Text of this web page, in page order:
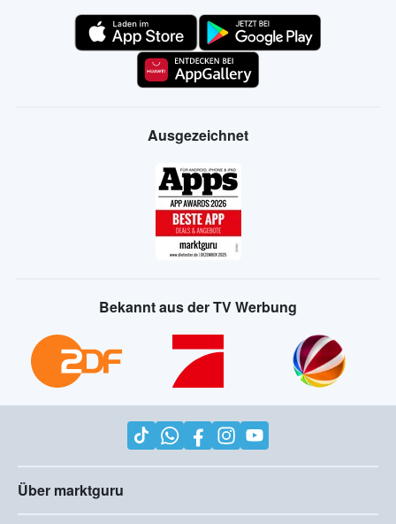
Ausgezeichnet
Bekannt aus der TV Werbung
Über marktguru